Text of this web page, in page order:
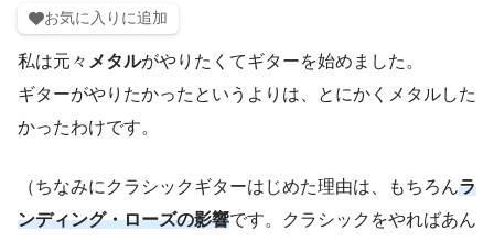
お気に入りに追加
私は元々 メタルがやりたくてギターを始めました。
ギターがやりたかったというよりは、とにかくメタルした
かったわけです。
（ちなみにクラシックギターはじめた理由は、もちろんラ
ンディング・ローズの影響です。クラシックをやればあん